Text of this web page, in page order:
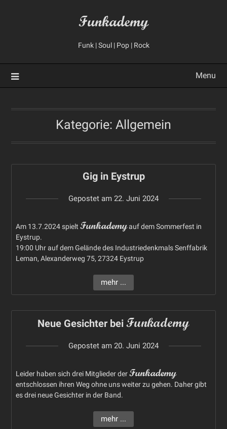
Funkademy
Funk | Soul | Pop | Rock
Menu
Kategorie: Allgemein
Gig in Eystrup
Gepostet am 22. Juni 2024
Am 13.7.2024 spieltFunkademyauf dem Sommerfest in
Eystrup.
19:00 Uhr auf dem Gelände des Industriedenkmals Senffabrik
Leman, Alexanderweg 75, 27324 Eystrup
mehr ...
Neue Gesichter bei Funkademy
Gepostet am 20. Juni 2024
Leider haben sich drei Mitglieder derFunkademy
entschlossen ihren Weg ohne uns weiter zu gehen. Daher gibt
es drei neue Gesichter in der Band.
mehr ...